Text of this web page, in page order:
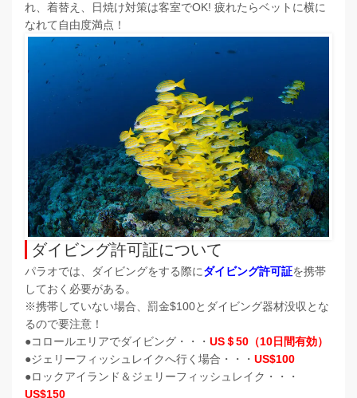
れ、着替え、日焼け対策は客室でOK! 疲れたらベットに横に
なれて自由度満点！
ダイビング許可証について
パラオでは、ダイビングをする際にダイビング許可証を携帯
しておく必要がある。
※携帯していない場合、罰金$100とダイビング器材没収とな
るので要注意！
●コロールエリアでダイビング・・・ US＄50（10日間有効）
●ジェリーフィッシュレイクへ行く場合・・・ US$100
●ロックアイランド＆ジェリーフィッシュレイク・・・
US$150